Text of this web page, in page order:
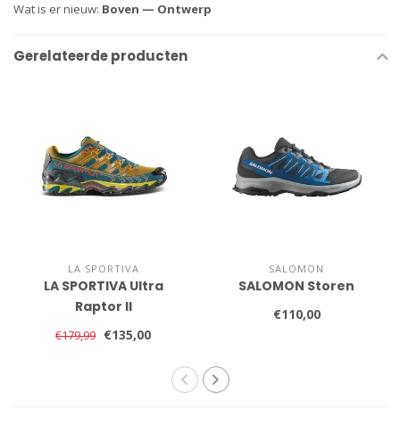
Wat is er nieuw: Boven — Ontwerp
Gerelateerde producten
LA SPORTIVA
LA SPORTIVA Ultra
Raptor II
€179,99 €135,00
SALOMON
SALOMON Storen
€110,00